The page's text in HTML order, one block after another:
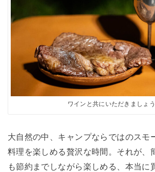
ワインと共にいただきましょう
大自然の中、キャンプならではのスモ
料理を楽しめる贅沢な時間。それが、
も節約までしながら楽しめる、本当に